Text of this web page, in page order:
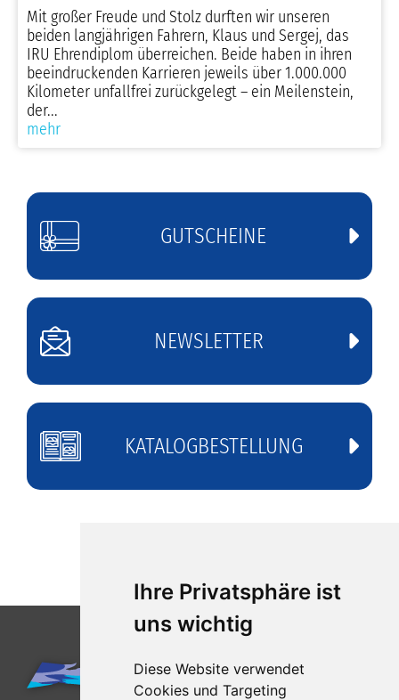
Ihre Privatsphäre ist
uns wichtig
Diese Website verwendet
Cookies und Targeting
Mit großer Freude und Stolz durften wir unseren
beiden langjährigen Fahrern, Klaus und Sergej, das
IRU Ehrendiplom überreichen. Beide haben in ihren
beeindruckenden Karrieren jeweils über 1.000.000
Kilometer unfallfrei zurückgelegt – ein Meilenstein,
der...
mehr
GUTSCHEINE
NEWSLETTER
KATALOGBESTELLUNG